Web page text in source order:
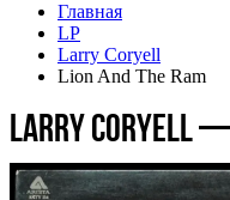
Главная
LP
Larry Coryell
Lion And The Ram
Larry Coryell —